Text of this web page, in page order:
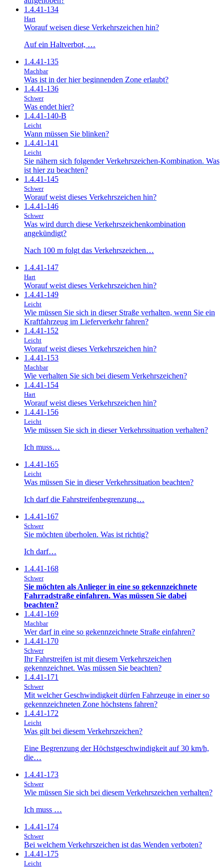
1.4.41-134
Hart
Worauf weisen diese Verkehrszeichen hin?
Auf ein Haltverbot, …
1.4.41-135
Machbar
Was ist in der hier beginnenden Zone erlaubt?
1.4.41-136
Schwer
Was endet hier?
1.4.41-140-B
Leicht
Wann müssen Sie blinken?
1.4.41-141
Leicht
Sie nähern sich folgender Verkehrszeichen-Kombination. Was
ist hier zu beachten?
1.4.41-145
Schwer
Worauf weist dieses Verkehrszeichen hin?
1.4.41-146
Schwer
Was wird durch diese Verkehrszeichenkombination
angekündigt?
Nach 100 m folgt das Verkehrszeichen…
1.4.41-147
Hart
Worauf weist dieses Verkehrszeichen hin?
1.4.41-149
Leicht
Wie müssen Sie sich in dieser Straße verhalten, wenn Sie ein
Kraftfahrzeug im Lieferverkehr fahren?
1.4.41-152
Leicht
Worauf weist dieses Verkehrszeichen hin?
1.4.41-153
Machbar
Wie verhalten Sie sich bei diesem Verkehrszeichen?
1.4.41-154
Hart
Worauf weist dieses Verkehrszeichen hin?
1.4.41-156
Leicht
Wie müssen Sie sich in dieser Verkehrssituation verhalten?
Ich muss…
1.4.41-165
Leicht
Was müssen Sie in dieser Verkehrssituation beachten?
Ich darf die Fahrstreifenbegrenzung…
1.4.41-167
Schwer
Sie möchten überholen. Was ist richtig?
Ich darf…
1.4.41-168
Schwer
Sie möchten als Anlieger in eine so gekennzeichnete
Fahrradstraße einfahren. Was müssen Sie dabei
beachten?
1.4.41-169
Machbar
Wer darf in eine so gekennzeichnete Straße einfahren?
1.4.41-170
Schwer
Ihr Fahrstreifen ist mit diesem Verkehrszeichen
gekennzeichnet. Was müssen Sie beachten?
1.4.41-171
Schwer
Mit welcher Geschwindigkeit dürfen Fahrzeuge in einer so
gekennzeichneten Zone höchstens fahren?
1.4.41-172
Leicht
Was gilt bei diesem Verkehrszeichen?
Eine Begrenzung der Höchstgeschwindigkeit auf 30 km/h,
die…
1.4.41-173
Schwer
Wie müssen Sie sich bei diesem Verkehrszeichen verhalten?
Ich muss …
1.4.41-174
Schwer
Bei welchem Verkehrszeichen ist das Wenden verboten?
1.4.41-175
Leicht